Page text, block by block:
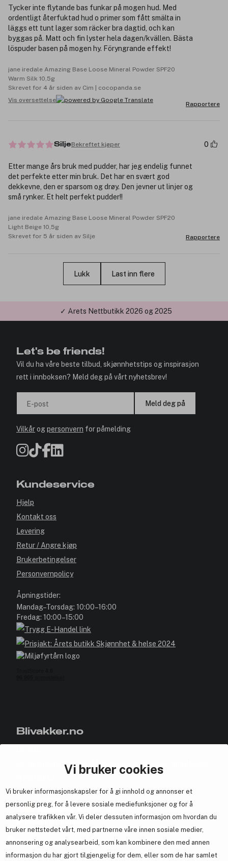
Vi bruker cookies
Vi bruker informasjonskapsler for å gi innhold og annonser et
personlig preg, for å levere sosiale mediefunksjoner og for å
analysere trafikken vår. Vi deler dessuten informasjon om hvordan du
bruker nettstedet vårt, med partnerne våre innen sosiale medier,
annonsering og analysearbeid, som kan kombinere den med annen
informasjon du har gjort tilgjengelig for dem, eller som de har samlet
Tycker inte flytande bas funkar på mogen hud. Med
ordentligt återfuktad hud o primer som fått smälta in
läggs ett tunt lager som räcker bra dagtid, och kan
byggas på. Matt och fin lyster hela dagen/kvällen. Bästa
löspuder basen på mogen hy. Föryngrande effekt!
jane iredale Amazing Base Loose Mineral Powder SPF20
Warm Silk 10,5g
Skrevet for 4 år siden av Cim | cocopanda.se
Vis oversettelse
Rapportere
SiljeBekreftet kjøper 0
Etter mange års bruk med pudder, har jeg endelig funnet
det perfekte etter min bruk. Det har en svært god
dekkevne, den er sparsom og drøy. Den jevner ut linjer og
små rynker. Et helt perfekt pudder!!
jane iredale Amazing Base Loose Mineral Powder SPF20
Light Beige 10,5g
Skrevet for 5 år siden av Silje
Rapportere
Lukk Last inn flere
✓ Årets Nettbutikk 2026 og 2025
Let's be friends!
Vil du ha våre beste tilbud, skjønnhetstips og inspirasjon
rett i innboksen? Meld deg på vårt nyhetsbrev!
E-post Meld deg på
Vilkårogpersonvern for påmelding
Kundeservice
Hjelp
Kontakt oss
Levering
Retur / Angre kjøp
Brukerbetingelser
Personvernpolicy
Åpningstider:
Mandag–Torsdag: 10:00–16:00
Fredag: 10:00–15:00
Blivakker.no
Bli medlem helt gratis - få poeng og eksklusive rabattkoder.
Samarbeid med oss
En del avBrandsdal Group AS